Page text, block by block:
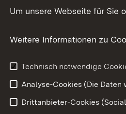
Versorgungsbezüge
Weitere
Um unsere Webseite für Sie
Weitere Informationen zu
Technisch notwendige
Analyse-Cookies (Die
Drittanbieter-Cookies